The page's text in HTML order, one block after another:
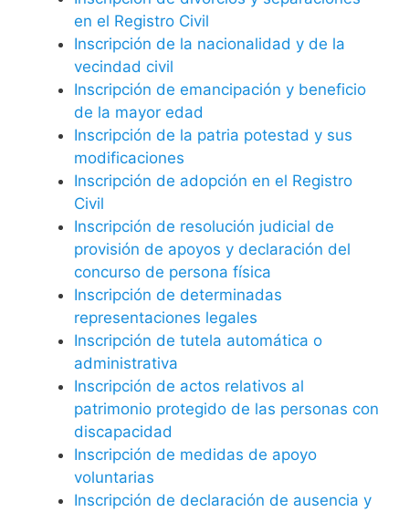
en el Registro Civil
Inscripción de la nacionalidad y de la
vecindad civil
Inscripción de emancipación y beneficio
de la mayor edad
Inscripción de la patria potestad y sus
modificaciones
Inscripción de adopción en el Registro
Civil
Inscripción de resolución judicial de
provisión de apoyos y declaración del
concurso de persona física
Inscripción de determinadas
representaciones legales
Inscripción de tutela automática o
administrativa
Inscripción de actos relativos al
patrimonio protegido de las personas con
discapacidad
Inscripción de medidas de apoyo
voluntarias
Inscripción de declaración de ausencia y